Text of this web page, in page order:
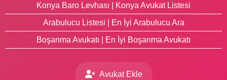
Konya Baro Levhası | Konya Avukat Listesi
Arabulucu Listesi | En İyi Arabulucu Ara
Boşanma Avukatı | En İyi Boşanma Avukatı
Avukat Ekle